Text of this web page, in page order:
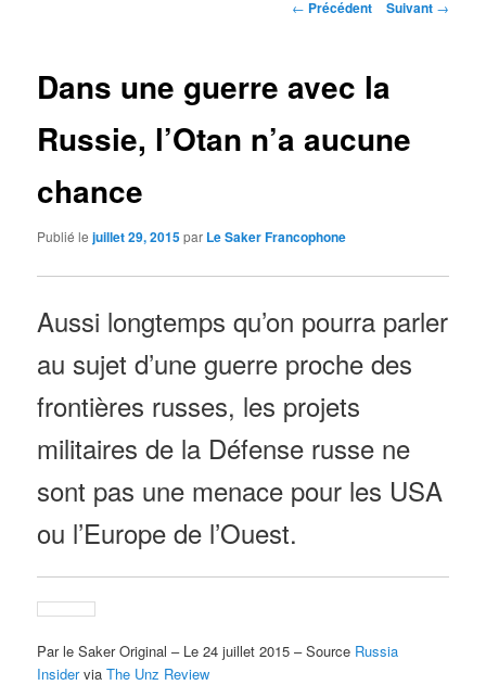
Navigation
← Précédent Suivant →
Dans une guerre avec la
Russie, l’Otan n’a aucune
chance
Publié lejuillet 29, 2015par Le Saker Francophone
Aussi longtemps qu’on pourra parler
au sujet d’une guerre proche des
frontières russes, les projets
militaires de la Défense russe ne
sont pas une menace pour les USA
ou l’Europe de l’Ouest.
Par le Saker Original – Le 24 juillet 2015 – Source Russia
InsiderviaThe Unz Review